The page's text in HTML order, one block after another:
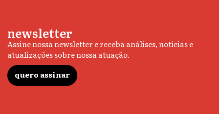
newsletter
Assine nossa newsletter e receba análises, notícias e
atualizações sobre nossa atuação.
quero assinar